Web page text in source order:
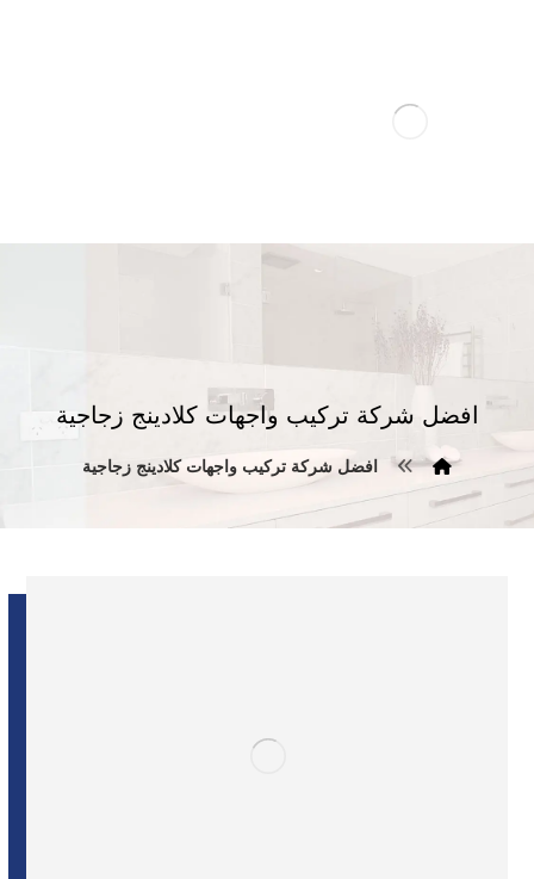
افضل شركة تركيب واجهات كلادينج زجاجية
افضل شركة تركيب واجهات كلادينج زجاجية